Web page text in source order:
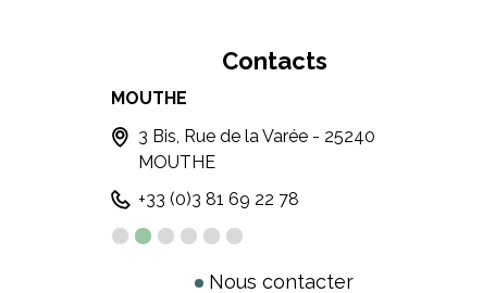
Contacts
MOUTHE
3 Bis, Rue de la Varée - 25240
MOUTHE
+33 (0)3 81 69 22 78
4
+
Nous contacter